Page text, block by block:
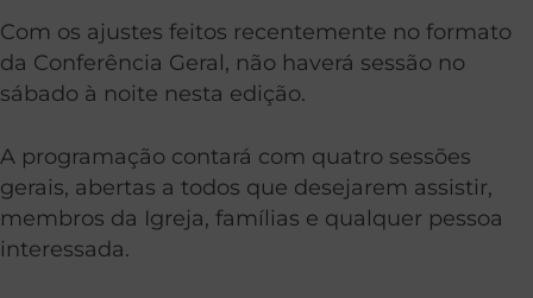
Com os ajustes feitos recentemente no formato
da Conferência Geral, não haverá sessão no
sábado à noite nesta edição.
A programação contará com quatro sessões
gerais, abertas a todos que desejarem assistir,
membros da Igreja, famílias e qualquer pessoa
interessada.